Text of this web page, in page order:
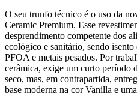
O seu trunfo técnico é o uso da
Ceramic Premium. Esse
desprendimento competente dos
ecológico e sanitário, sendo
PFOA e metais pesados. Por
cerâmica, exige um curto período
seco, mas, em contrapartida,
base moderna na cor Vanilla e